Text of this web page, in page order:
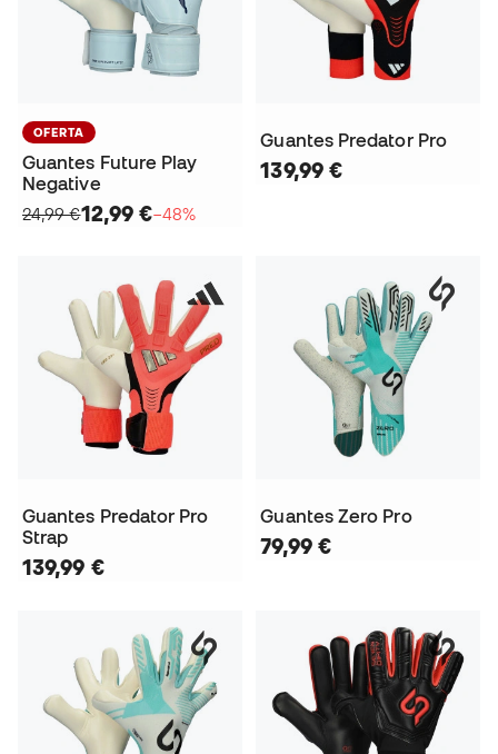
OFERTA
Guantes Future Play
Negative
24,99 €12,99 €−48%
Guantes Predator Pro
139,99 €
Guantes Predator Pro
Strap
139,99 €
Guantes Zero Pro
79,99 €